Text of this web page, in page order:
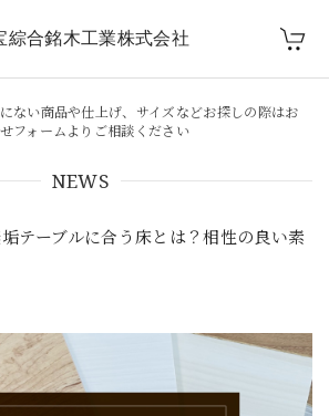
綜合銘木工業株式会社
ない商品や仕上げ、サイズなどお探しの際はお
フォームよりご相談ください
NEWS
テーブルに合う床とは？相性の良い素